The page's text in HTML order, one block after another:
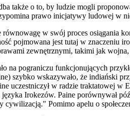
także o to, by ludzie mogli
prawo inicjatywy ludowej w
w swój proces osiągania
pojmowana jest tutaj w znaczeniu
zewnętrznymi, takimi jak
na pograniczu funkcjonujących
szybko wskazywało, że indiański
uczestniczył w radzie traktatowej w
języka Irokezów. Paine porównywał
cywilizacją." Pomimo apelu o